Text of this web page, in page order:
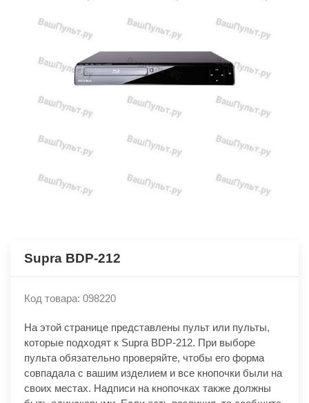
Supra BDP-212
Код товара: 098220
На этой странице представлены пульт или пульты,
которые подходят к Supra BDP-212. При выборе
пульта обязательно проверяйте, чтобы его форма
совпадала с вашим изделием и все кнопочки были на
своих местах. Надписи на кнопочках также должны